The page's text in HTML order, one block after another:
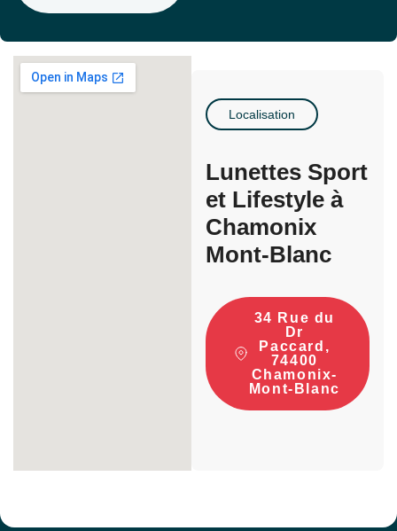
Localisation
Lunettes Sport
et Lifestyle à
Chamonix
Mont-Blanc
34 Rue du
Dr
Paccard,
74400
Chamonix-
Mont-Blanc